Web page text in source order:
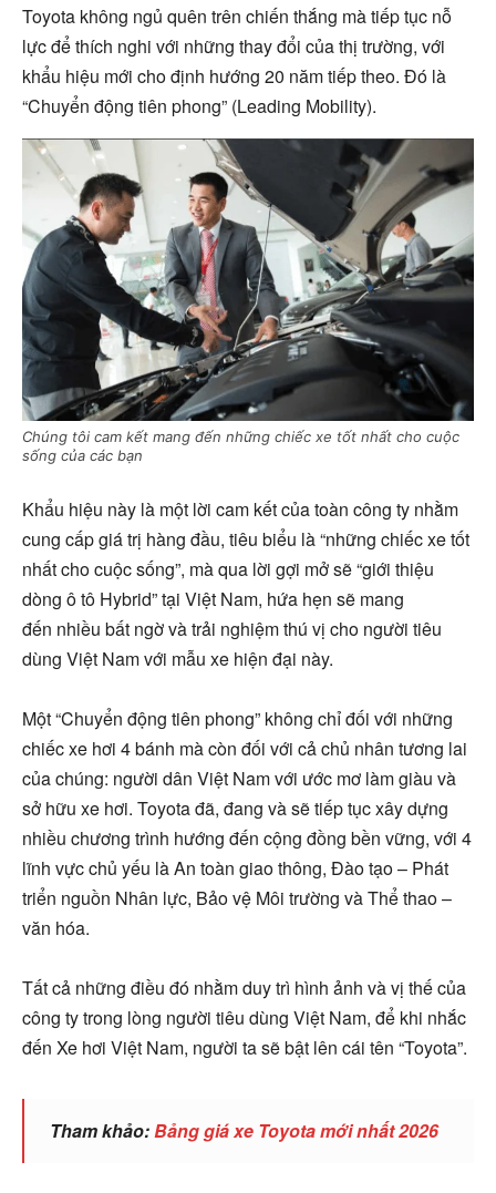
Toyota không ngủ quên trên chiến thắng mà tiếp tục nỗ
lực để thích nghi với những thay đổi của thị trường, với
khẩu hiệu mới cho định hướng 20 năm tiếp theo. Đó là
“Chuyển động tiên phong” (Leading Mobility).
Chúng tôi cam kết mang đến những chiếc xe tốt nhất cho cuộc
sống của các bạn
Khẩu hiệu này là một lời cam kết của toàn công ty nhằm
cung cấp giá trị hàng đầu, tiêu biểu là “những chiếc xe tốt
nhất cho cuộc sống”, mà qua lời gợi mở sẽ “giới thiệu
dòng ô tô Hybrid” tại Việt Nam, hứa hẹn sẽ mang
đến nhiều bất ngờ và trải nghiệm thú vị cho người tiêu
dùng Việt Nam với mẫu xe hiện đại này.
Một “Chuyển động tiên phong” không chỉ đối với những
chiếc xe hơi 4 bánh mà còn đối với cả chủ nhân tương lai
của chúng: người dân Việt Nam với ước mơ làm giàu và
sở hữu xe hơi. Toyota đã, đang và sẽ tiếp tục xây dựng
nhiều chương trình hướng đến cộng đồng bền vững, với 4
lĩnh vực chủ yếu là An toàn giao thông, Đào tạo – Phát
triển nguồn Nhân lực, Bảo vệ Môi trường và Thể thao –
văn hóa.
Tất cả những điều đó nhằm duy trì hình ảnh và vị thế của
công ty trong lòng người tiêu dùng Việt Nam, để khi nhắc
đến Xe hơi Việt Nam, người ta sẽ bật lên cái tên “Toyota”.
Tham khảo:Bảng giá xe Toyota mới nhất 2026